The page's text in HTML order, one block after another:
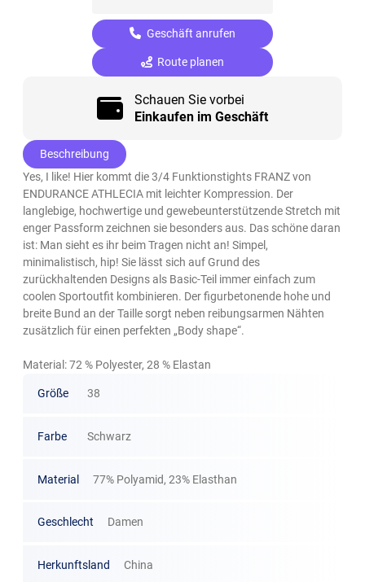
Geschäft anrufen
Route planen
Schauen Sie vorbei
Einkaufen im Geschäft
Beschreibung
Yes, I like! Hier kommt die 3/4 Funktionstights FRANZ von
ENDURANCE ATHLECIA mit leichter Kompression. Der
langlebige, hochwertige und gewebeunterstützende Stretch mit
enger Passform zeichnen sie besonders aus. Das schöne daran
ist: Man sieht es ihr beim Tragen nicht an! Simpel,
minimalistisch, hip! Sie lässt sich auf Grund des
zurückhaltenden Designs als Basic-Teil immer einfach zum
coolen Sportoutfit kombinieren. Der figurbetonende hohe und
breite Bund an der Taille sorgt neben reibungsarmen Nähten
zusätzlich für einen perfekten „Body shape“.
Material: 72 % Polyester, 28 % Elastan
Größe 38
Farbe Schwarz
Material 77% Polyamid, 23% Elasthan
Geschlecht Damen
Herkunftsland China